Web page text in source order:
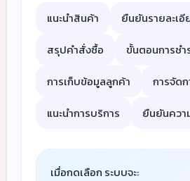
แนะนำสินค้า
ยืนยันรายละเ
สรุปคำสั่งซื้อ
ขั้นตอนการชำ
การเก็บข้อมูลลูกค้า
การจัด
แนะนำการบริการ
ยืนยันควา
เมื่อกดเลือก ระบบจะ: